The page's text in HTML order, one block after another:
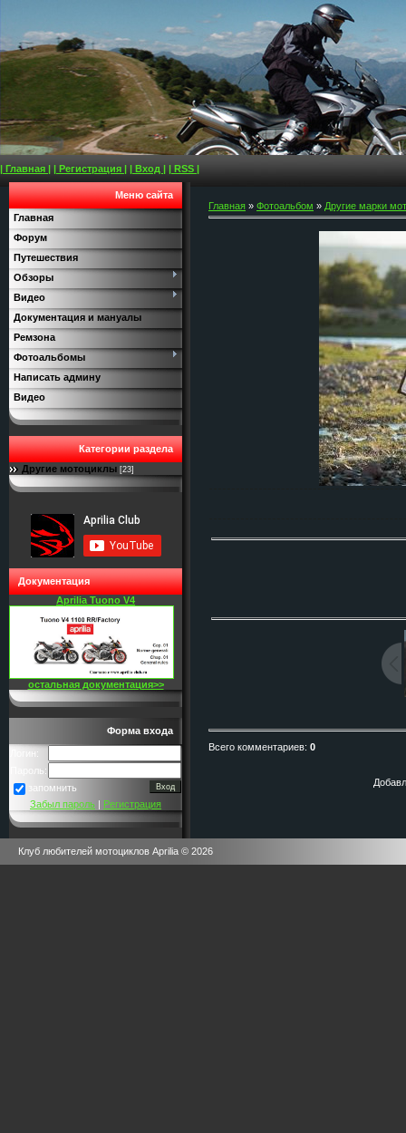
| Главная | | Регистрация | | Вход | | RSS |
Меню сайта
Главная
Форум
Путешествия
Обзоры
Видео
Документация и мануалы
Ремзона
Фотоальбомы
Написать админу
Видео
Категории раздела
Другие мотоциклы [23]
Документация
Aprilia Tuono V4
остальная документация>>
Форма входа
Логин:
Пароль:
запомнить
Забыл пароль | Регистрация
Главная » Фотоальбом » Другие марки
Всего комментариев: 0
Клуб любителей мотоциклов Aprilia © 2026